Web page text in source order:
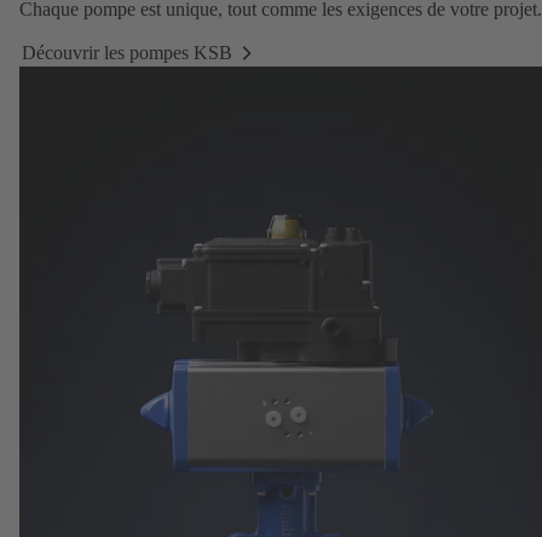
Chaque pompe est unique, tout comme les exigences de votre projet.
Découvrir les pompes KSB
Découvrir